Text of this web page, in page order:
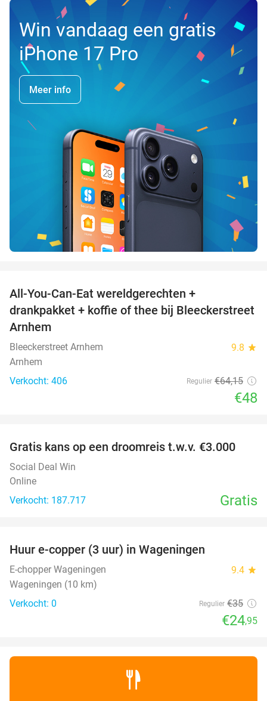
Win vandaag een gratis
iPhone 17 Pro
Meer info
All-You-Can-Eat wereldgerechten +
drankpakket + koffie of thee bij Bleeckerstreet
Arnhem
Bleeckerstreet Arnhem 9.8 star
Arnhem
Verkocht: 406
Regulier €64,15
€48
Gratis kans op een droomreis t.w.v. €3.000
Social Deal Win
Online
Verkocht: 187.717
Gratis
TODAY
Huur e-copper (3 uur) in Wageningen
E-chopper Wageningen 9.4 star
Wageningen (10 km)
Verkocht: 0
Regulier €35
€24,95